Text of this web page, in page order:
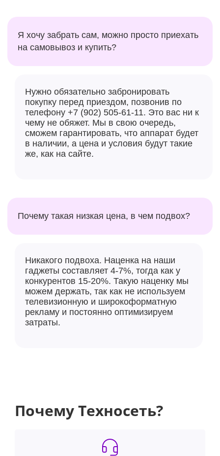
Я хочу забрать сам, можно просто приехать
на самовывоз и купить?
Нужно обязательно забронировать
покупку перед приездом, позвонив по
телефону +7 (902) 505-61-11. Это вас ни к
чему не обяжет. Мы в свою очередь,
сможем гарантировать, что аппарат будет
в наличии, а цена и условия будут такие
же, как на сайте.
Почему такая низкая цена, в чем подвох?
Никакого подвоха. Наценка на наши
гаджеты составляет 4-7%, тогда как у
конкурентов 15-20%. Такую наценку мы
можем держать, так как не используем
телевизионную и широкоформатную
рекламу и постоянно оптимизируем
затраты.
Почему Техносеть?